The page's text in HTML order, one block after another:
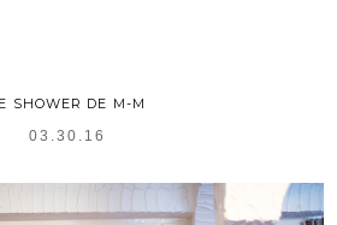
SHOWER DE M-M
03.30.16